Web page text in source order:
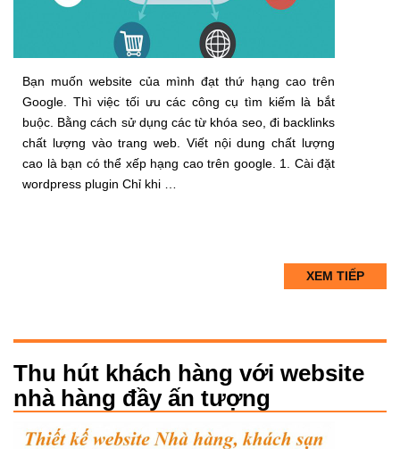
Bạn muốn website của mình đạt thứ hạng cao trên
Google. Thì việc tối ưu các công cụ tìm kiếm là bắt
buộc. Bằng cách sử dụng các từ khóa seo, đi backlinks
chất lượng vào trang web. Viết nội dung chất lượng
cao là bạn có thể xếp hạng cao trên google. 1. Cài đặt
wordpress plugin Chỉ khi …
XEM TIẾP
Thu hút khách hàng với website
nhà hàng đầy ấn tượng